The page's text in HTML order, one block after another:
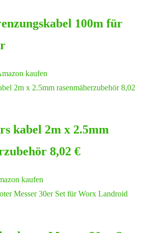
100m für
kaufen
kabel 2m x 2.5mm
8,02 €
kaufen